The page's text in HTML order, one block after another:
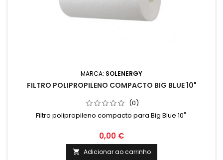
MARCA: SOLENERGY
FILTRO POLIPROPILENO COMPACTO BIG BLUE 10"
(0)
Filtro polipropileno compacto para Big Blue 10"
0,00 €
 Adicionar ao carrinho